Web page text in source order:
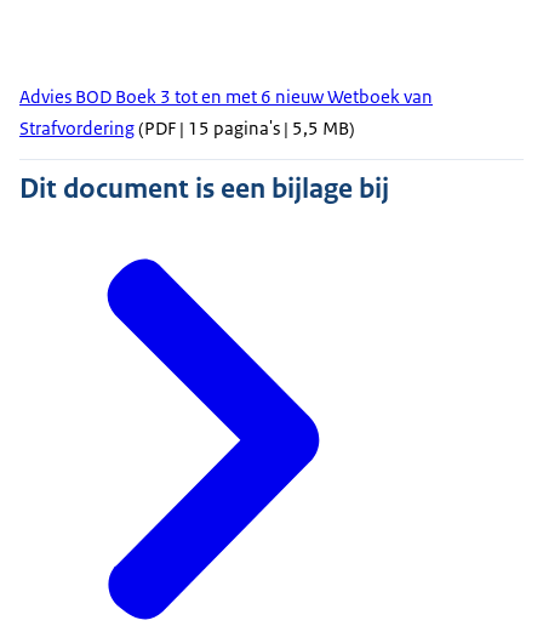
Advies BOD Boek 3 tot en met 6 nieuw Wetboek van
Strafvordering(PDF | 15 pagina's | 5,5 MB)
Dit document is een bijlage bij